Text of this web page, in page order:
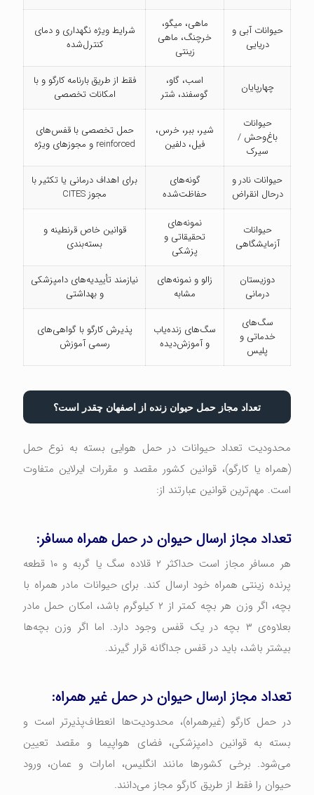
حیوانات آبی و
دریایی
ماهی، میگو،
خرچنگ، ماهی
زینتی
شرایط ویژه نگهداری و دمای
کنترل‌شده
چهارپایان
اسب، گاو،
گوسفند، شتر
فقط از طریق بارنامه کارگو و با
امکانات تخصصی
حیوانات
باغ‌وحش /
سیرک
شیر، ببر، خرس،
فیل، دلفین
حمل تخصصی با قفس‌های
reinforced و مجوزهای ویژه
حیوانات نادر و
درحال انقراض
گونه‌های
حفاظت‌شده
برای اهداف درمانی یا تکثیر با
مجوز CITES
حیوانات
آزمایشگاهی
نمونه‌های
تحقیقاتی و
پزشکی
قوانین خاص قرنطینه و
بسته‌بندی
دوزیستان
درمانی
زالو و نمونه‌های
مشابه
نیازمند تأییدیه‌های دامپزشکی
و بهداشتی
سگ‌های
خدماتی و
پلیس
سگ‌های زنده‌یاب
و آموزش‌دیده
پذیرش کارگو با گواهی‌های
رسمی آموزش
تعداد مجاز حمل حیوان زنده از اصفهان چقدر است؟
محدودیت تعداد حیوانات در حمل هوایی بسته به نوع حمل
(همراه یا کارگو)، قوانین کشور مقصد و مقررات ایرلاین متفاوت
است. مهم‌ترین قوانین عبارتند از:
تعداد مجاز ارسال حیوان در حمل همراه مسافر:
هر مسافر مجاز است حداکثر ۲ قلاده سگ یا گربه و ۱۰ قطعه
پرنده زینتی همراه خود ارسال کند. برای حیوانات مادر همراه با
بچه‌، اگر وزن هر بچه کمتر از ۲ کیلوگرم باشد، امکان حمل مادر
بعلاوه‌ی ۳ بچه در یک قفس وجود دارد. اما اگر وزن بچه‌ها
بیشتر باشد، باید در قفس جداگانه قرار گیرند.
تعداد مجاز ارسال حیوان در حمل غیر همراه:
در حمل کارگو (غیرهمراه)، محدودیت‌ها انعطاف‌پذیرتر است و
بسته به قوانین دامپزشکی، فضای هواپیما و مقصد تعیین
می‌شود. برخی کشورها مانند انگلیس، امارات و عمان، ورود
حیوان را فقط از طریق کارگو مجاز می‌دانند.